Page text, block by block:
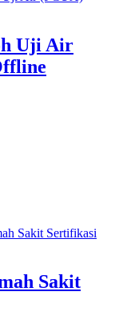
Uji Air
Sakit